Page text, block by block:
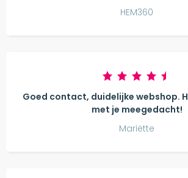
HEM360
Goed contact, duidelijke webshop.
met je meegedacht!
Mariëtte